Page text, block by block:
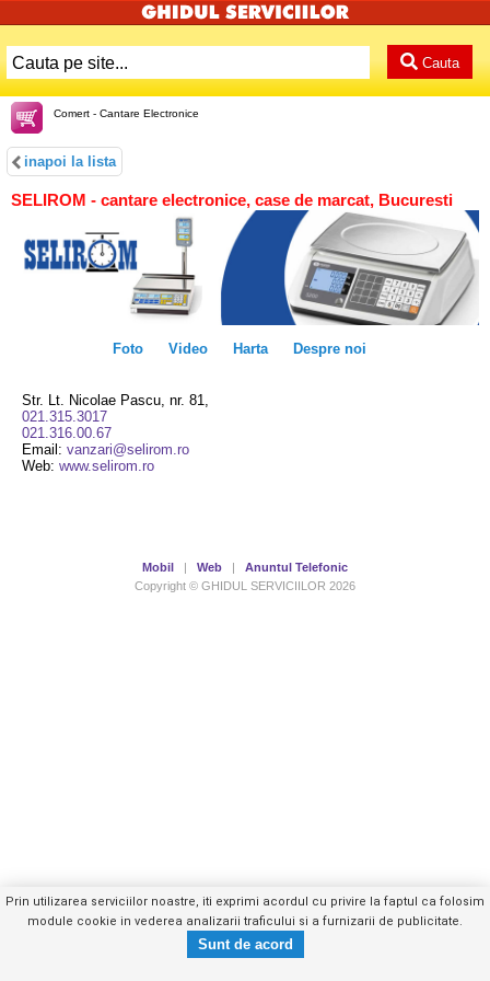
Cauta
Comert - Cantare Electronice
inapoi la lista
SELIROM - cantare electronice, case de marcat, Bucuresti
Foto Video Harta Despre noi
Str. Lt. Nicolae Pascu, nr. 81,
021.315.3017
021.316.00.67
Email: vanzari@selirom.ro
Web: www.selirom.ro
021.315.3XXX
Trimite mesaj privat
Mobil | Web | Anuntul Telefonic
Copyright © GHIDUL SERVICIILOR 2026
Prin utilizarea serviciilor noastre, iti exprimi acordul cu privire la faptul ca folosim
module cookie in vederea analizarii traficului si a furnizarii de publicitate.